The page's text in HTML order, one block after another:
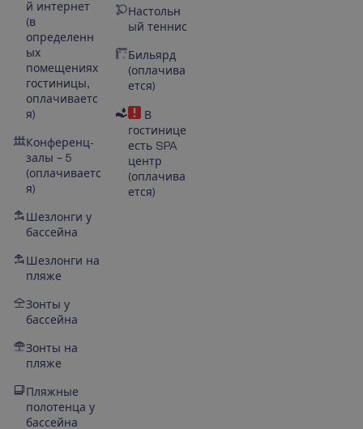
й интернет
(в
определенн
ых
помещениях
гостиницы,
оплачиваетс
я)
Конференц-
залы – 5
(оплачиваетс
я)
Шезлонги у
бассейна
Шезлонги на
пляже
Зонты у
бассейна
Зонты на
пляже
Пляжные
полотенца у
бассейна
Настольн
ый теннис
Бильярд
(оплачива
ется)
В
гостинице
есть SPA
центр
(оплачива
ется)